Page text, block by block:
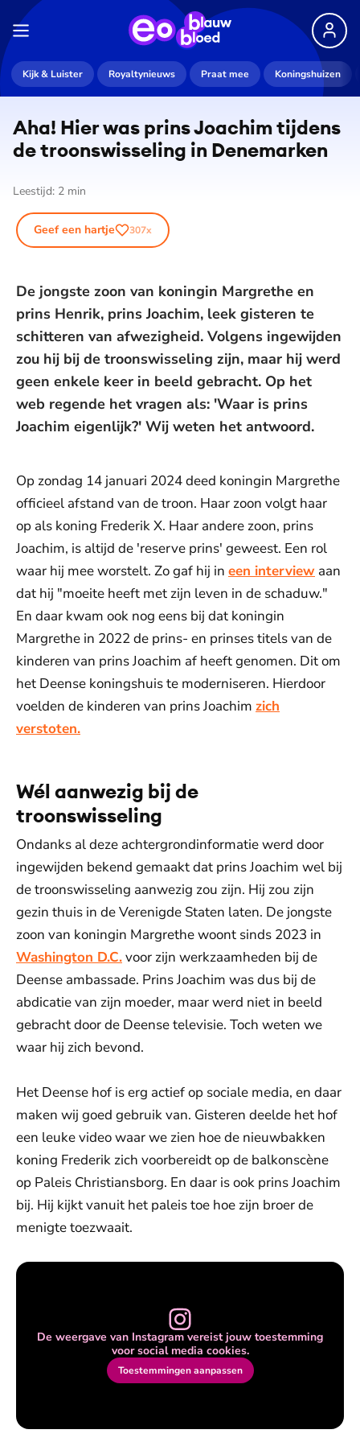
Kijk & Luister Royaltynieuws Praat mee Koningshuizen
Aha! Hier was prins Joachim tijdens
de troons­wis­se­ling in Denemarken
Leestijd: 2 min
Geef een hartje 307x
De jongste zoon van koningin Margrethe en
prins Henrik, prins Joachim, leek gisteren te
schitteren van afwezigheid. Volgens ingewijden
zou hij bij de troonswisseling zijn, maar hij werd
geen enkele keer in beeld gebracht. Op het
web regende het vragen als: 'Waar is prins
Joachim eigenlijk?' Wij weten het antwoord.
Op zondag 14 januari 2024 deed koningin Margrethe
officieel afstand van de troon. Haar zoon volgt haar
op als koning Frederik X. Haar andere zoon, prins
Joachim, is altijd de 'reserve prins' geweest. Een rol
waar hij mee worstelt. Zo gaf hij in een interview aan
dat hij "moeite heeft met zijn leven in de schaduw."
En daar kwam ook nog eens bij dat koningin
Margrethe in 2022 de prins- en prinses titels van de
kinderen van prins Joachim af heeft genomen. Dit om
het Deense koningshuis te moderniseren. Hierdoor
voelden de kinderen van prins Joachim zich
verstoten.
Wél aanwezig bij de
troonswisseling
Ondanks al deze achtergrondinformatie werd door
ingewijden bekend gemaakt dat prins Joachim wel bij
de troonswisseling aanwezig zou zijn. Hij zou zijn
gezin thuis in de Verenigde Staten laten. De jongste
zoon van koningin Margrethe woont sinds 2023 in
Washington D.C.voor zijn werkzaamheden bij de
Deense ambassade. Prins Joachim was dus bij de
abdicatie van zijn moeder, maar werd niet in beeld
gebracht door de Deense televisie. Toch weten we
waar hij zich bevond.
Het Deense hof is erg actief op sociale media, en daar
maken wij goed gebruik van. Gisteren deelde het hof
een leuke video waar we zien hoe de nieuwbakken
koning Frederik zich voorbereidt op de balkonscène
op Paleis Christiansborg. En daar is ook prins Joachim
bij. Hij kijkt vanuit het paleis toe hoe zijn broer de
menigte toezwaait.
De weergave van Instagram vereist jouw toestemming
voor social media cookies.
Toestemmingen aanpassen